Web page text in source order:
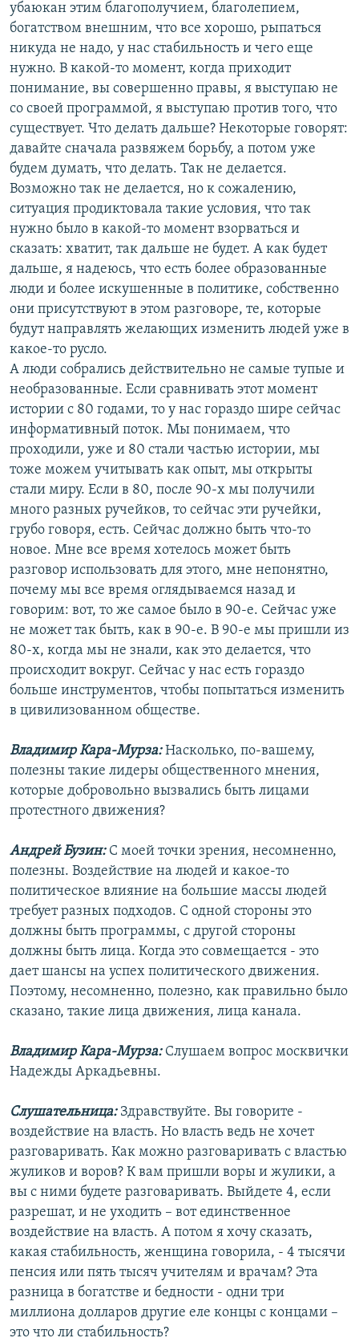
убаюкан этим благополучием, благолепием,
богатством внешним, что все хорошо, рыпаться
никуда не надо, у нас стабильность и чего еще
нужно. В какой-то момент, когда приходит
понимание, вы совершенно правы, я выступаю не
со своей программой, я выступаю против того, что
существует. Что делать дальше? Некоторые говорят:
давайте сначала развяжем борьбу, а потом уже
будем думать, что делать. Так не делается.
Возможно так не делается, но к сожалению,
ситуация продиктовала такие условия, что так
нужно было в какой-то момент взорваться и
сказать: хватит, так дальше не будет. А как будет
дальше, я надеюсь, что есть более образованные
люди и более искушенные в политике, собственно
они присутствуют в этом разговоре, те, которые
будут направлять желающих изменить людей уже в
какое-то русло.
А люди собрались действительно не самые тупые и
необразованные. Если сравнивать этот момент
истории с 80 годами, то у нас гораздо шире сейчас
информативный поток. Мы понимаем, что
проходили, уже и 80 стали частью истории, мы
тоже можем учитывать как опыт, мы открыты
стали миру. Если в 80, после 90-х мы получили
много разных ручейков, то сейчас эти ручейки,
грубо говоря, есть. Сейчас должно быть что-то
новое. Мне все время хотелось может быть
разговор использовать для этого, мне непонятно,
почему мы все время оглядываемся назад и
говорим: вот, то же самое было в 90-е. Сейчас уже
не может так быть, как в 90-е. В 90-е мы пришли из
80-х, когда мы не знали, как это делается, что
происходит вокруг. Сейчас у нас есть гораздо
больше инструментов, чтобы попытаться изменить
в цивилизованном обществе.
Владимир Кара-Мурза:Насколько, по-вашему,
полезны такие лидеры общественного мнения,
которые добровольно вызвались быть лицами
протестного движения?
Андрей Бузин:С моей точки зрения, несомненно,
полезны. Воздействие на людей и какое-то
политическое влияние на большие массы людей
требует разных подходов. С одной стороны это
должны быть программы, с другой стороны
должны быть лица. Когда это совмещается - это
дает шансы на успех политического движения.
Поэтому, несомненно, полезно, как правильно было
сказано, такие лица движения, лица канала.
Владимир Кара-Мурза:Слушаем вопрос москвички
Надежды Аркадьевны.
Слушательница:Здравствуйте. Вы говорите -
воздействие на власть. Но власть ведь не хочет
разговаривать. Как можно разговаривать с властью
жуликов и воров? К вам пришли воры и жулики, а
вы с ними будете разговаривать. Выйдете 4, если
разрешат, и не уходить – вот единственное
воздействие на власть. А потом я хочу сказать,
какая стабильность, женщина говорила, - 4 тысячи
пенсия или пять тысяч учителям и врачам? Эта
разница в богатстве и бедности - одни три
миллиона долларов другие еле концы с концами –
это что ли стабильность?